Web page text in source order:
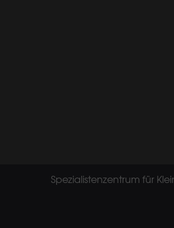
Spezialistenzentrum für